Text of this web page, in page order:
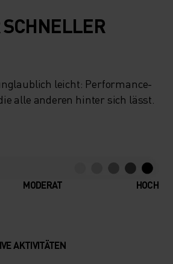
leicht: Performance-
alle anderen hinter sich lässt.
MODERAT HOCH
AKTIVITÄTEN